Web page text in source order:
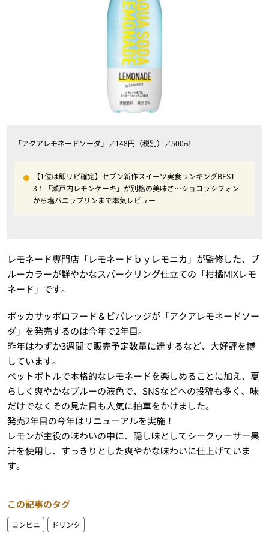
「アクアレモネードソーダ」／148円（税別）／500㎖
【1位は即リピ確定】セブン新作スイーツ実食ランキングBEST
3！「瀬戸内レモンケーキ」が別格の美味さ…ショコラシフォン
から塩バニラプリンまで本気レビュー
レモネード専門店「レモネードｂｙレモニカ」が監修した、ブ
ルーカラーが鮮やかなスパークリング仕立ての「柑橘MIXレモ
ネード」です。
ポッカサッポロフード＆ビバレッジが「アクアレモネードソー
ダ」を発売するのは今年で2年目。
昨年はわずか3週間で販売予定数量に達するなど、大好評を博
しています。
ペットボトルで本格的なレモネードを楽しめることに加え、夏
らしく爽やかなブルーの液色で、SNSなどへの投稿も多く、味
だけでなくその見た目も人気に拍車をかけました。
発売2年目の今年はリニューアルを実施！
レモンが主役の味わいの中に、隠し味としてシークヮーサー果
汁を使用し、すっきりとした爽やかな味わいに仕上げていま
す。
この記事のタグ
コンビニ ドリンク